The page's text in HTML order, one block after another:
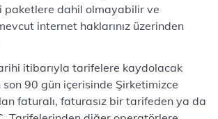
paketlere dahil olmayabilir ve
internet haklarınız üzerinden
itibarıyla tarifelere kaydolacak
90 gün içerisinde Şirketimizce
faturalı, faturasız bir tarifeden ya da